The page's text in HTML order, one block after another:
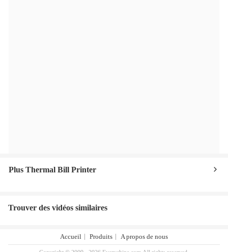
Plus Thermal Bill Printer
Trouver des vidéos similaires
Accueil Produits A propos de nous